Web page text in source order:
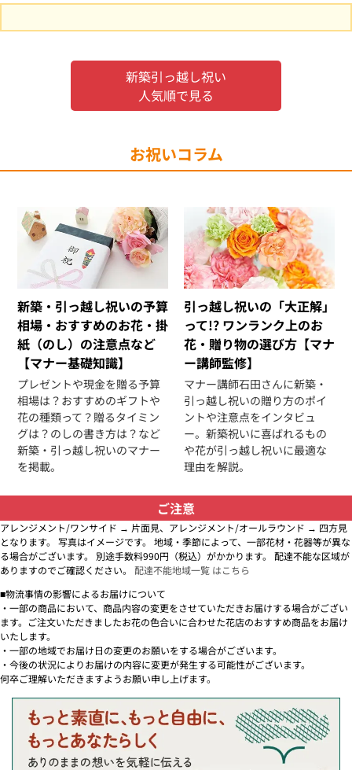
新築引っ越し祝い
人気順で見る
お祝いコラム
新築・引っ越し祝いの予算
相場・おすすめのお花・掛
紙（のし）の注意点など
【マナー基礎知識】
プレゼントや現金を贈る予算
相場は？おすすめのギフトや
花の種類って？贈るタイミン
グは？のしの書き方は？など
新築・引っ越し祝いのマナー
を掲載。
引っ越し祝いの「大正解」
って!? ワンランク上のお
花・贈り物の選び方【マナ
ー講師監修】
マナー講師石田さんに新築・
引っ越し祝いの贈り方のポイ
ントや注意点をインタビュ
ー。新築祝いに喜ばれるもの
や花が引っ越し祝いに最適な
理由を解説。
ご注意
アレンジメント/ワンサイド → 片面見、アレンジメント/オールラウンド → 四方見
となります。 写真はイメージです。 地域・季節によって、一部花材・花器等が異な
る場合がございます。 別途手数料990円（税込）がかかります。 配達不能な区域が
ありますのでご確認ください。 配達不能地域一覧 はこちら
■物流事情の影響によるお届けについて
・一部の商品において、商品内容の変更をさせていただきお届けする場合がござい
ます。ご注文いただきましたお花の色合いに合わせた花店のおすすめ商品をお届け
いたします。
・一部の地域でお届け日の変更のお願いをする場合がございます。
・今後の状況によりお届けの内容に変更が発生する可能性がございます。
何卒ご理解いただきますようお願い申し上げます。